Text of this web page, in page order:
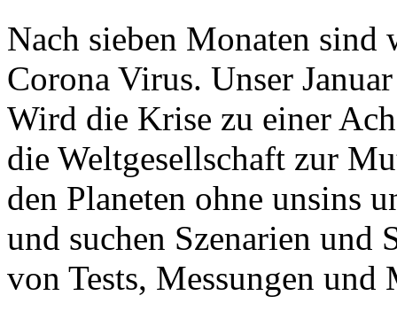
Nach sieben Monaten
Corona Virus. Unser
Wird die Krise zu einer
die Weltgesellschaft zur
den Planeten ohne unsins
und suchen Szenarien und
von Tests, Messungen und